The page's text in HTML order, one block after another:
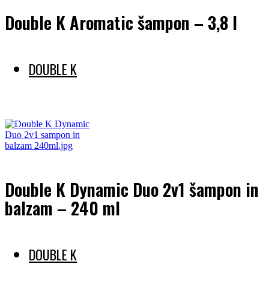
Double K Aromatic šampon – 3,8 l
DOUBLE K
Double K Dynamic Duo 2v1 šampon in
balzam – 240 ml
DOUBLE K